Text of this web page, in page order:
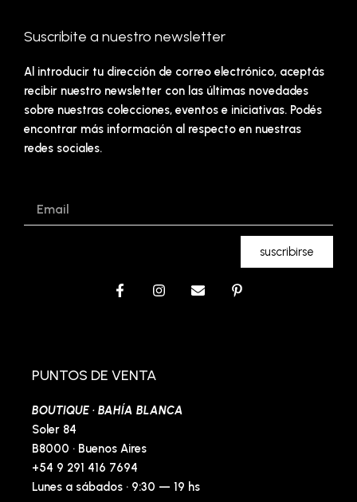
Suscribite a nuestro newsletter
Al introducir tu dirección de correo electrónico, aceptás
recibir nuestro newsletter con las últimas novedades
sobre nuestras colecciones, eventos e iniciativas. Podés
encontrar más información al respecto en nuestras
redes sociales.
suscribirse
F
o
k
f
I
E
P
PUNTOS DE VENTA
BOUTIQUE · BAHÍA BLANCA
Soler 84
B8000 · Buenos Aires
+54 9 291 416 7694
Lunes a sábados · 9:30 — 19 hs